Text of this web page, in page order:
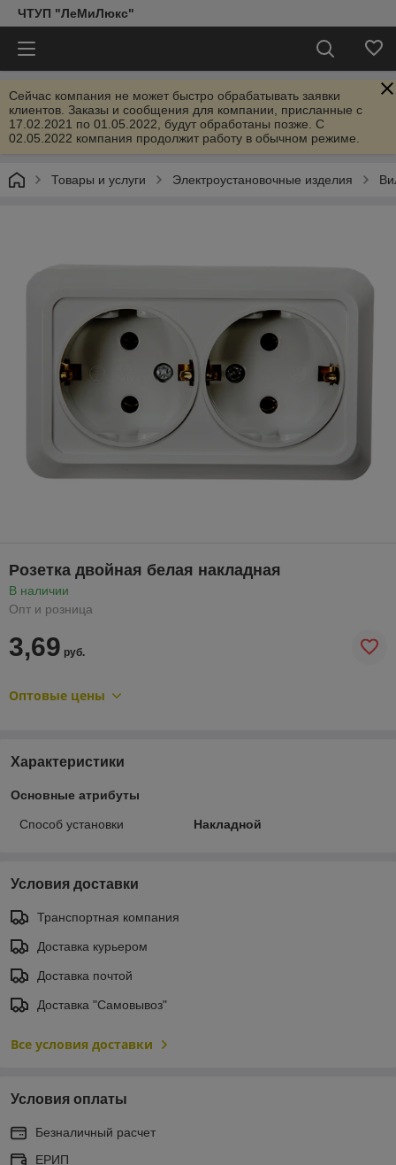
ЧТУП "ЛеМиЛюкс"
Сейчас компания не может быстро обрабатывать заявки
клиентов. Заказы и сообщения для компании, присланные с
17.02.2021 по 01.05.2022, будут обработаны позже. С
02.05.2022 компания продолжит работу в обычном режиме.
Товары и услуги Электроустановочные изделия
Розетка двойная белая накладная
В наличии
Опт и розница
3,69 руб.
Оптовые цены
Характеристики
Основные атрибуты
Способ установки Накладной
Условия доставки
Транспортная компания
Доставка курьером
Доставка почтой
Доставка "Самовывоз"
Все условия доставки
Условия оплаты
Безналичный расчет
ЕРИП